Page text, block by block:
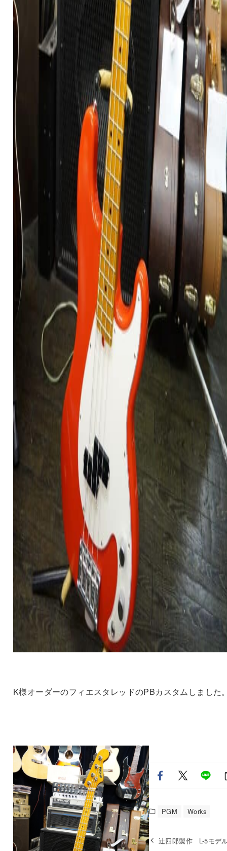
K様オーダーのフィエスタレッドのPBカスタムしました
PGM Works
辻四郎製作 L-5モデ